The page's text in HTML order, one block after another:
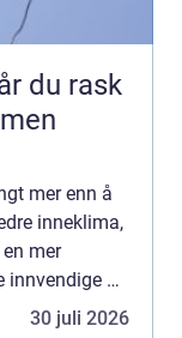
du rask
mer enn å
inneklima,
mer
og
og30 juli 2026